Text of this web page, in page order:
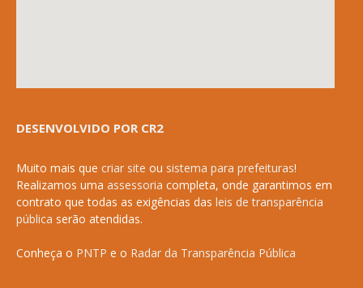
DESENVOLVIDO POR CR2
Muito mais que criar site ou sistema para prefeituras!
Realizamos uma assessoria completa, onde garantimos em
contrato que todas as exigências das leis de transparência
pública serão atendidas.
Conheça o PNTP e o Radar da Transparência Pública